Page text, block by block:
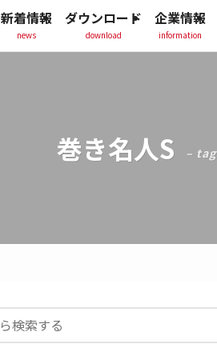
巻き名人S –
新着情報
news
ダウンロード
download
企業情報
information